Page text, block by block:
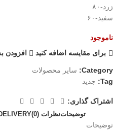
زرد-۸۰
سفید-۶۰
ناموجود
برای مقایسه اضافه کنید
افزودن
Category:
سایر محصولات
Tag:
جدید
اشتراک گذاری:
توضیحاتنظرات (0)
توضیحات